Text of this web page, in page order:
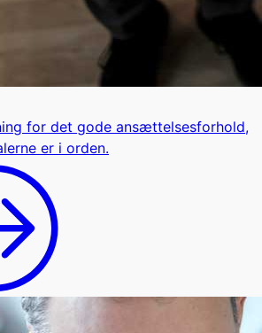
for det gode ansættelsesforhold,
er i orden.